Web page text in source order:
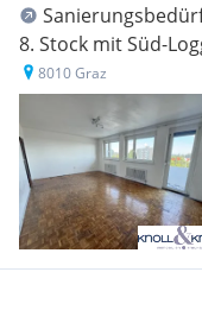
8. Stock mit Süd-
Stadtblick!
8010 Graz